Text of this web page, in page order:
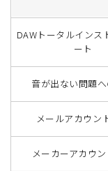
DAWトータルインス
ート
音が出ない問題
メールアカウン
メーカーアカウ